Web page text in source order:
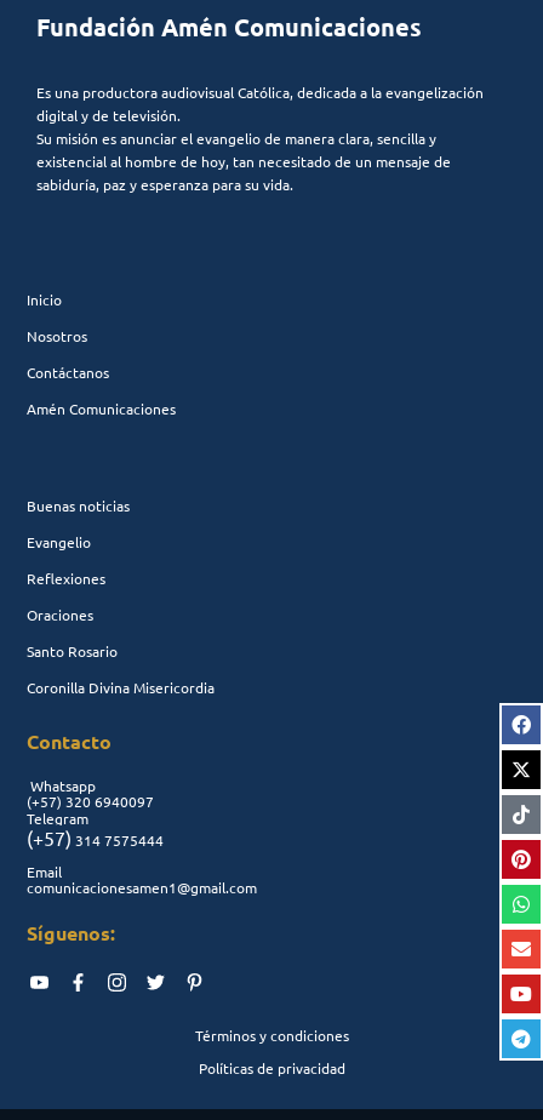
Fundación Amén Comunicaciones
Es una productora audiovisual Católica, dedicada a la evangelización
digital y de televisión.
Su misión es anunciar el evangelio de manera clara, sencilla y
existencial al hombre de hoy, tan necesitado de un mensaje de
sabiduría, paz y esperanza para su vida.
Inicio
Nosotros
Contáctanos
Amén Comunicaciones
Buenas noticias
Evangelio
Reflexiones
Oraciones
Santo Rosario
Coronilla Divina Misericordia
Contacto
Whatsapp
(+57) 320 6940097
Telegram
(+57) 314 7575444
Email
comunicacionesamen1@gmail.com
Síguenos:
Términos y condiciones
Políticas de privacidad